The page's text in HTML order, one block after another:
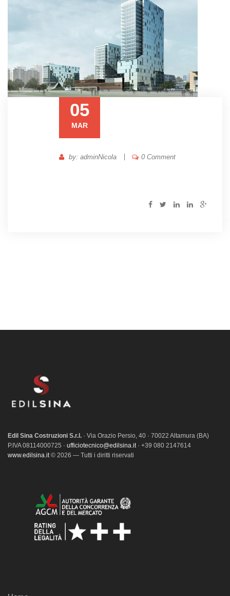
05
MAR
by: adminNicola 0 Comment
Edil Sina Costruzioni S.r.l. · Via Orazio Persio, 40 · 70022 Altamura (BA)
P.IVA 08114000725 · ufficiotecnico@edilsina.it· +39 080 2147614
www.edilsina.it© 2026 — Tutti i diritti riservati